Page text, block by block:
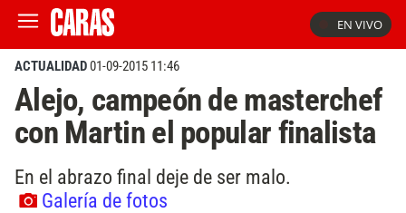
EN VIVO
ACTUALIDAD01-09-2015 11:46
Alejo, campeón de masterchef
con Martin el popular finalista
En el abrazo final deje de ser malo.
Galería de fotos